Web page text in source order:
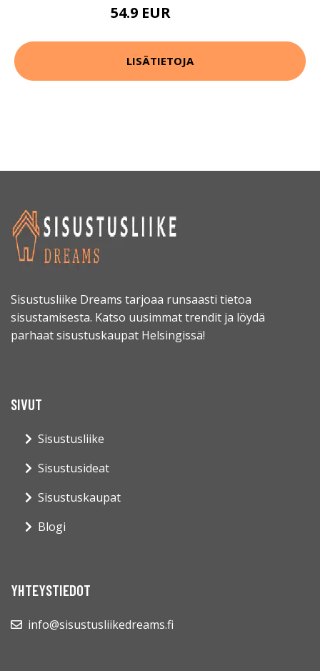
54.9 EUR
LISÄTIETOJA
Sisustusliike Dreams tarjoaa runsaasti tietoa
sisustamisesta. Katso uusimmat trendit ja löydä
parhaat sisustuskaupat Helsingissä!
SIVUT
Sisustusliike
Sisustusideat
Sisustuskaupat
Blogi
YHTEYSTIEDOT
info@sisustusliikedreams.fi